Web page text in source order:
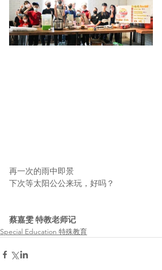
再一次的雨中即景
下次等太阳公公来玩，好吗？
蔡嘉雯 特教老师记
Special Education 特殊教育